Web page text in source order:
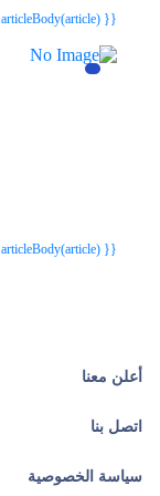
{{ articleBody(article) }}
{{ articleBody(article) }}
أعلن معنا
اتصل بنا
سياسة الخصوصية